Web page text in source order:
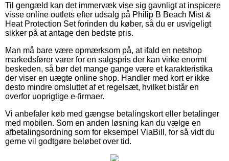
Til gengæld kan det immervæk vise sig gavnligt at inspicere
visse online outlets efter udsalg på Philip B Beach Mist &
Heat Protection Set forinden du køber, så du er usvigeligt
sikker på at antage den bedste pris.
Man må bare være opmærksom på, at ifald en netshop
markedsfører varer for en salgspris der kan virke enormt
beskeden, så bør det mange gange være et karakteristika
der viser en uægte online shop. Handler med kort er ikke
desto mindre omsluttet af et regelsæt, hvilket bistår en
overfor uoprigtige e-firmaer.
Vi anbefaler køb med gængse betalingskort eller betalinger
med mobilen. Som en anden løsning kan du vælge en
afbetalingsordning som for eksempel ViaBill, for så vidt du
gerne vil godtgøre beløbet over tid.